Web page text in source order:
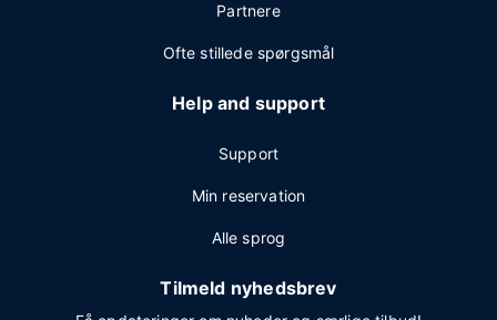
Partnere
Ofte stillede spørgsmål
Help and support
Support
Min reservation
Alle sprog
Tilmeld nyhedsbrev